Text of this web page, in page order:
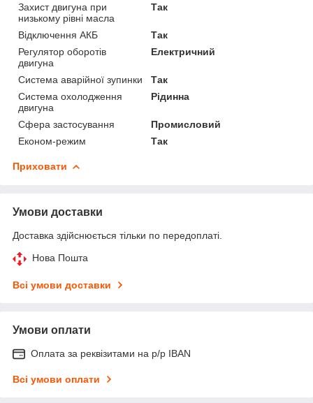
Захист двигуна при
низькому рівні масла
Так
Відключення АКБ
Так
Регулятор оборотів
двигуна
Електричний
Система аварійної зупинки
Так
Система охолодження
двигуна
Рідинна
Сфера застосування
Промисловий
Економ-режим
Так
Приховати
Умови доставки
Доставка здійснюється тільки по передоплаті.
Нова Пошта
Всі умови доставки
Умови оплати
Оплата за реквізитами на р/р IBAN
Всі умови оплати